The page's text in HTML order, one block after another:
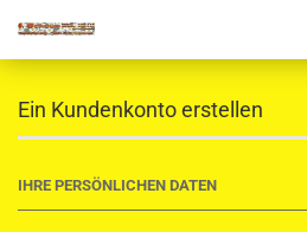
Ein Kundenkonto erstellen
IHRE PERSÖNLICHEN DATEN